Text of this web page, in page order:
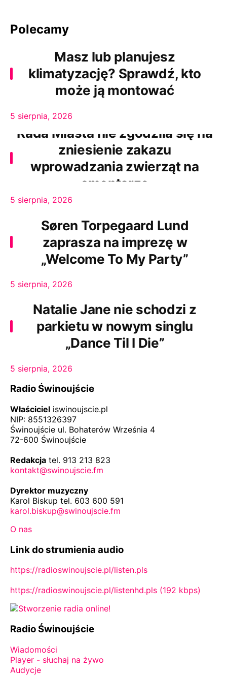
Polecamy
Masz lub planujesz
klimatyzację? Sprawdź, kto
może ją montować
5 sierpnia, 2026
Rada Miasta nie zgodziła się na
zniesienie zakazu
wprowadzania zwierząt na
cmentarze
5 sierpnia, 2026
Søren Torpegaard Lund
zaprasza na imprezę w
„Welcome To My Party”
5 sierpnia, 2026
Natalie Jane nie schodzi z
parkietu w nowym singlu
„Dance Til I Die”
5 sierpnia, 2026
Radio Świnoujście
Właściciel iswinoujscie.pl
NIP: 8551326397
Świnoujście ul. Bohaterów Września 4
72-600 Świnoujście
Redakcja tel. 913 213 823
kontakt@swinoujscie.fm
Dyrektor muzyczny
Karol Biskup tel. 603 600 591
karol.biskup@swinoujscie.fm
O nas
Link do strumienia audio
https://radioswinoujscie.pl/listen.pls
https://radioswinoujscie.pl/listenhd.pls (192 kbps)
Radio Świnoujście
Wiadomości
Player - słuchaj na żywo
Audycje